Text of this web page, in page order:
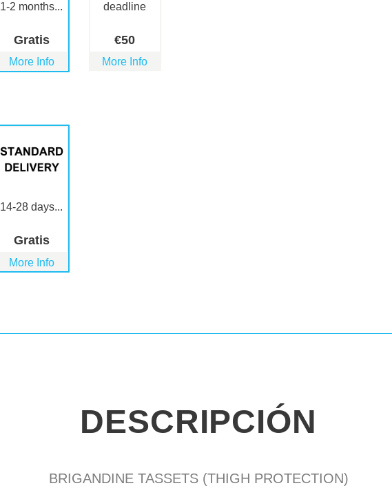
1-2 months...
Gratis
More Info
deadline
€50
More Info
14-28 days...
Gratis
More Info
DESCRIPCIÓN
BRIGANDINE TASSETS (THIGH PROTECTION)